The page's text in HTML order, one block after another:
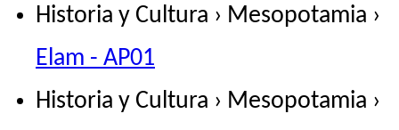
Historia y Cultura › Mesopotamia ›
Elam - AP01
Historia y Cultura › Mesopotamia ›